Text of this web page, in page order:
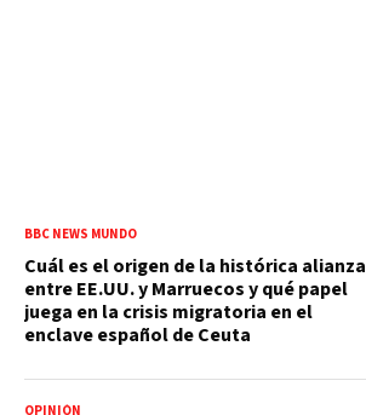
BBC NEWS MUNDO
Cuál es el origen de la histórica alianza
entre EE.UU. y Marruecos y qué papel
juega en la crisis migratoria en el
enclave español de Ceuta
OPINIÓN